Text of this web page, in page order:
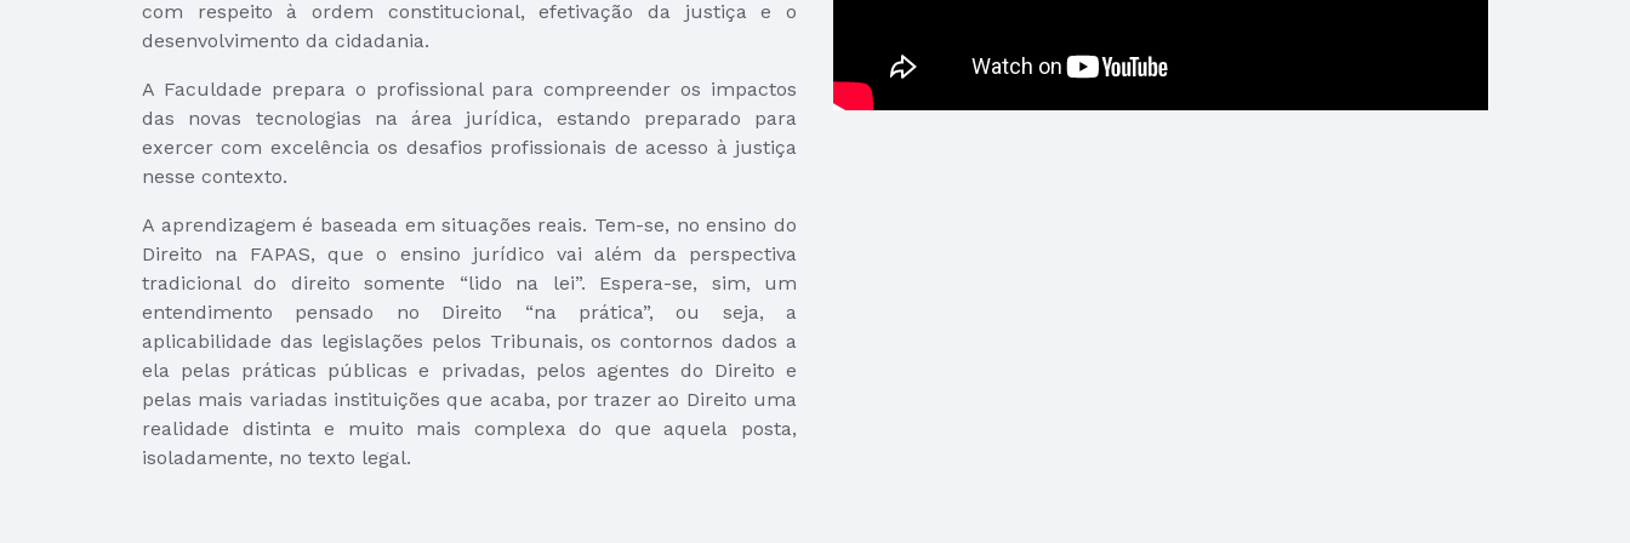
com respeito à ordem constitucional, efetivação da justiça e o
desenvolvimento da cidadania.
A Faculdade prepara o profissional para compreender os impactos
das novas tecnologias na área jurídica, estando preparado para
exercer com excelência os desafios profissionais de acesso à justiça
nesse contexto.
A aprendizagem é baseada em situações reais. Tem-se, no ensino do
Direito na FAPAS, que o ensino jurídico vai além da perspectiva
tradicional do direito somente “lido na lei”. Espera-se, sim, um
entendimento pensado no Direito “na prática”, ou seja, a
aplicabilidade das legislações pelos Tribunais, os contornos dados a
ela pelas práticas públicas e privadas, pelos agentes do Direito e
pelas mais variadas instituições que acaba, por trazer ao Direito uma
realidade distinta e muito mais complexa do que aquela posta,
isoladamente, no texto legal.